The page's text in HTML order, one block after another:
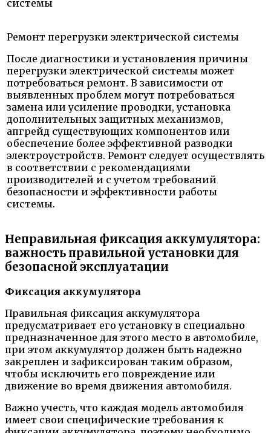
системы
Ремонт перегрузки электрической системы
После диагностики и установления причины
перегрузки электрической системы может
потребоваться ремонт. В зависимости от
выявленных проблем могут потребоваться
замена или усиление проводки, установка
дополнительных защитных механизмов,
апгрейд существующих компонентов или
обеспечение более эффективной разводки
электроустройств. Ремонт следует осуществлять
в соответствии с рекомендациями
производителей и с учетом требований
безопасности и эффективности работы
системы.
Неправильная фиксация аккумулятора:
важность правильной установки для
безопасной эксплуатации
Фиксация аккумулятора
Правильная фиксация аккумулятора
предусматривает его установку в специально
предназначенное для этого место в автомобиле,
при этом аккумулятор должен быть надежно
закреплен и зафиксирован таким образом,
чтобы исключить его повреждение или
движение во время движения автомобиля.
Важно учесть, что каждая модель автомобиля
имеет свои специфические требования к